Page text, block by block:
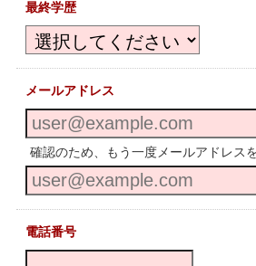
最終学歴
メールアドレス
確認のため、もう一度メールアドレス
電話番号